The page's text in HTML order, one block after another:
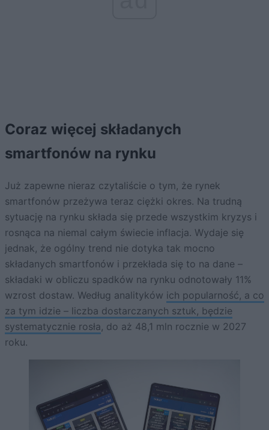
Coraz więcej składanych
smartfonów na rynku
Już zapewne nieraz czytaliście o tym, że rynek
smartfonów przeżywa teraz ciężki okres. Na trudną
sytuację na rynku składa się przede wszystkim kryzys i
rosnąca na niemal całym świecie inflacja. Wydaje się
jednak, że ogólny trend nie dotyka tak mocno
składanych smartfonów i przekłada się to na dane –
składaki w obliczu spadków na rynku odnotowały 11%
wzrost dostaw. Według analityków ich popularność, a co
za tym idzie – liczba dostarczanych sztuk, będzie
systematycznie rosła, do aż 48,1 mln rocznie w 2027
roku.